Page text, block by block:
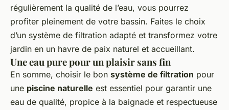
régulièrement la qualité de l’eau, vous pourrez
profiter pleinement de votre bassin. Faites le choix
d’un système de filtration adapté et transformez votre
jardin en un havre de paix naturel et accueillant.
Une eau pure pour un plaisir sans fin
En somme, choisir le bon système de filtration pour
une piscine naturelle est essentiel pour garantir une
eau de qualité, propice à la baignade et respectueuse